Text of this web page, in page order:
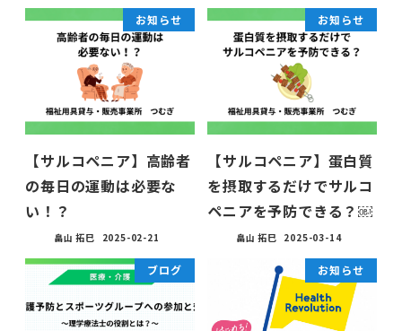
お知らせ
【サルコペニア】高齢者
の毎日の運動は必要な
い！？
畠山 拓巳 2025-02-21
お知らせ
【サルコペニア】蛋白質
を摂取するだけでサルコ
ペニアを予防できる？￼
畠山 拓巳 2025-03-14
ブログ お知らせ